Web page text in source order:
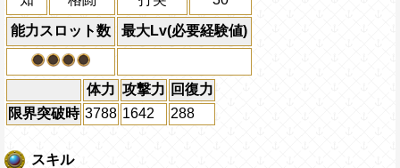
能力スロット数 最大Lv(必要経験値)
体力 攻撃力 回復力
限界突破時 3788 1642 288
スキル